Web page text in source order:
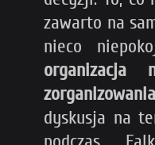
zawarto na
nieco
organizacja
dyskusja na